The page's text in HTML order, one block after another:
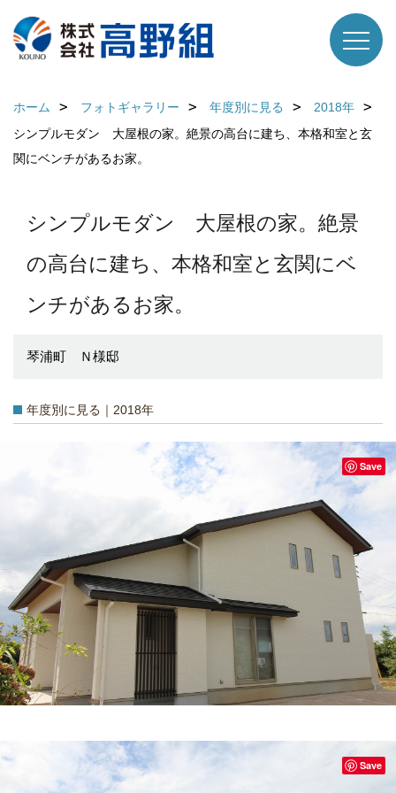
ホーム フォトギャラリー 年度別に見る
2018年
シンプルモダン 大屋根の家。絶景の高台に建ち、本格和室と玄
関にベンチがあるお家。
シンプルモダン 大屋根の家。絶景
の高台に建ち、本格和室と玄関にベ
ンチがあるお家。
琴浦町 Ｎ様邸
年度別に見る｜2018年
Save
Save